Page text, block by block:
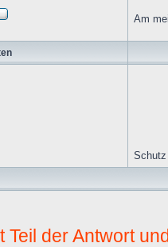
Am
Schutz
Teil der Antwort